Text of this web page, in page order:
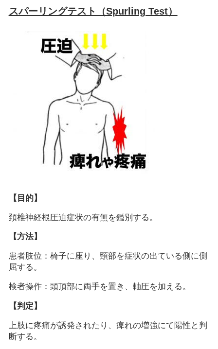
スパーリングテスト（Spurling Test）
【目的】
頚椎神経根圧迫症状の有無を鑑別する。
【方法】
患者肢位：椅子に座り、頸部を症状の出ている側に側
屈する。
検者操作：頭頂部に両手を置き、軸圧を加える。
【判定】
上肢に疼痛が誘発されたり、痺れの増強にて陽性と判
断する。